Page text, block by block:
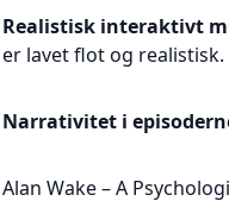
Realistisk interaktivt
er lavet flot og
Narrativitet i
Alan Wake – A